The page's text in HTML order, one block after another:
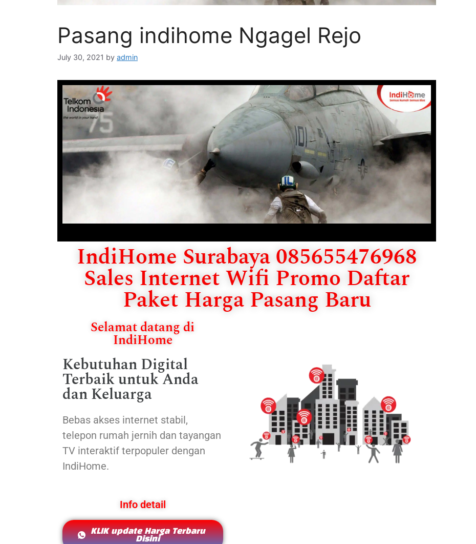
Pasang indihome Ngagel Rejo
July 30, 2021 by admin
IndiHome Surabaya 085655476968
Sales Internet Wifi Promo Daftar
Paket Harga Pasang Baru
Selamat datang di
IndiHome
Kebutuhan Digital
Terbaik untuk Anda
dan Keluarga
Bebas akses internet stabil,
telepon rumah jernih dan tayangan
TV interaktif terpopuler dengan
IndiHome.
Info detail
KLIK update Harga Terbaru
Disini